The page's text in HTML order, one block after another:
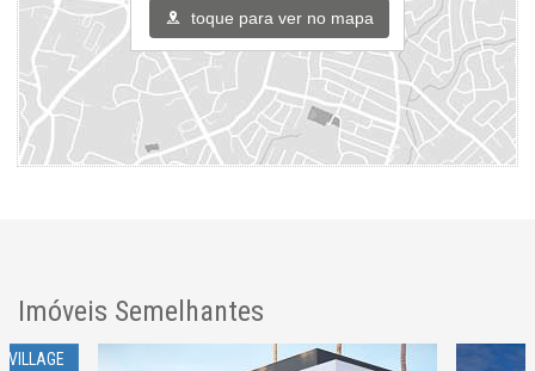
Gás Central
Endereço:
Rua Ivo José Rebello
Santa Regina
Camboriú /
SC
ver mapa abaixo
toque para ver no mapa
Imóveis Semelhantes
VILLAGE